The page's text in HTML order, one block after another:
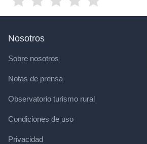
Nosotros
Sobre nosotros
Notas de prensa
Observatorio turismo rural
Condiciones de uso
Privacidad